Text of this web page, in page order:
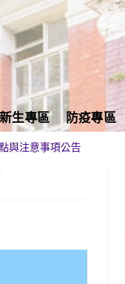
新生專區 防疫專區
與注意事項公告